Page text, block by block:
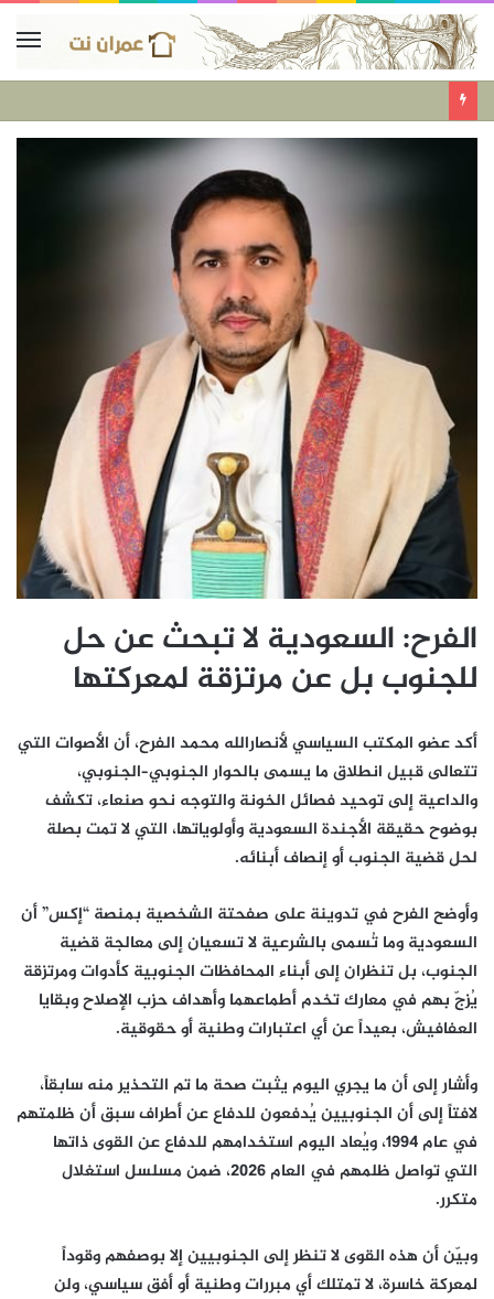
الفرح: السعودية لا تبحث عن حل
للجنوب بل عن مرتزقة لمعركتها
أكد عضو المكتب السياسي لأنصارالله محمد الفرح، أن الأصوات التي
تتعالى قبيل انطلاق ما يسمى بالحوار الجنوبي–الجنوبي،
والداعية إلى توحيد فصائل الخونة والتوجه نحو صنعاء، تكشف
بوضوح حقيقة الأجندة السعودية وأولوياتها، التي لا تمت بصلة
لحل قضية الجنوب أو إنصاف أبنائه.
وأوضح الفرح في تدوينة على صفحتة الشخصية بمنصة “إكس” أن
السعودية وما تُسمى بالشرعية لا تسعيان إلى معالجة قضية
الجنوب، بل تنظران إلى أبناء المحافظات الجنوبية كأدوات ومرتزقة
يُزجّ بهم في معارك تخدم أطماعهما وأهداف حزب الإصلاح وبقايا
العفافيش، بعيداً عن أي اعتبارات وطنية أو حقوقية.
وأشار إلى أن ما يجري اليوم يثبت صحة ما تم التحذير منه سابقاً،
لافتاً إلى أن الجنوبيين يُدفعون للدفاع عن أطراف سبق أن ظلمتهم
في عام 1994، ويُعاد اليوم استخدامهم للدفاع عن القوى ذاتها
التي تواصل ظلمهم في العام 2026، ضمن مسلسل استغلال
متكرر.
وبيّن أن هذه القوى لا تنظر إلى الجنوبيين إلا بوصفهم وقوداً
لمعركة خاسرة، لا تمتلك أي مبررات وطنية أو أفق سياسي، ولن